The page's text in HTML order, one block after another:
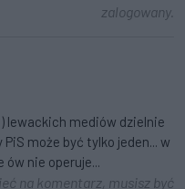
zalogowany.
mediów dzielnie
może być tylko jeden... w
ów nie operuje...
na komentarz, musisz być